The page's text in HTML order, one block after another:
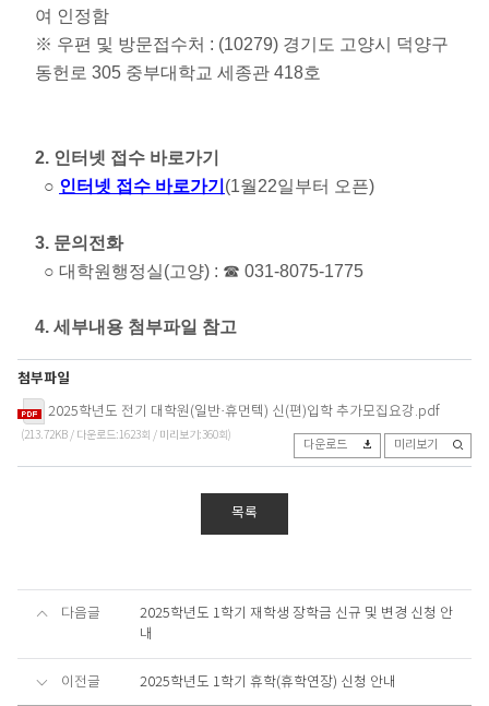
여 인정함
※ 우편 및 방문접수처 : (10279) 경기도 고양시 덕양구
동헌로 305 중부대학교 세종관 418호
2. 인터넷 접수 바로가기
○ 인터넷 접수 바로가기 (1월22일부터 오픈)
3. 문의전화
○ 대학원행정실(고양) : ☎ 031-8075-1775
4. 세부내용 첨부파일 참고
첨부파일
2025학년도 전기 대학원(일반·휴먼텍) 신(편)입학 추가모집요강.pdf
(213.72KB / 다운로드:1623회 / 미리보기:360회)
다운로드 미리보기
목록
다음글
2025학년도 1학기 재학생 장학금 신규 및 변경 신청 안
내
이전글 2025학년도 1학기 휴학(휴학연장) 신청 안내